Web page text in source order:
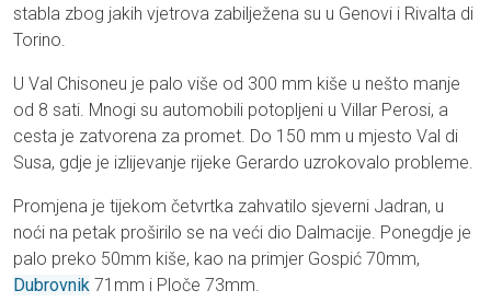
stabla zbog jakih vjetrova zabilježena su u Genovi i Rivalta di
Torino.
U Val Chisoneu je palo više od 300 mm kiše u nešto manje
od 8 sati. Mnogi su automobili potopljeni u Villar Perosi, a
cesta je zatvorena za promet. Do 150 mm u mjesto Val di
Susa, gdje je izlijevanje rijeke Gerardo uzrokovalo probleme.
Promjena je tijekom četvrtka zahvatilo sjeverni Jadran, u
noći na petak proširilo se na veći dio Dalmacije. Ponegdje je
palo preko 50mm kiše, kao na primjer Gospić 70mm,
Dubrovnik 71mm i Ploče 73mm.